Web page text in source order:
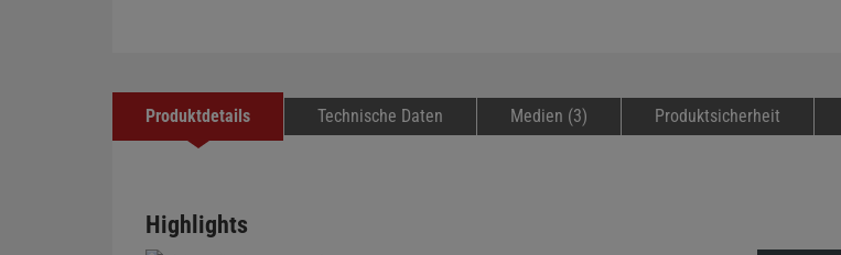
Produktdetails Technische Daten Medien (3) Produktsicherheit
Highlights